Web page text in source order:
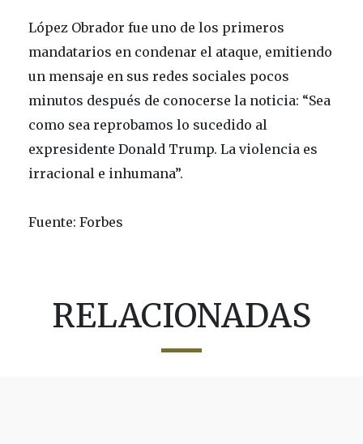
López Obrador fue uno de los primeros
mandatarios en condenar el ataque, emitiendo
un mensaje en sus redes sociales pocos
minutos después de conocerse la noticia: “Sea
como sea reprobamos lo sucedido al
expresidente Donald Trump. La violencia es
irracional e inhumana”.
Fuente: Forbes
RELACIONADAS